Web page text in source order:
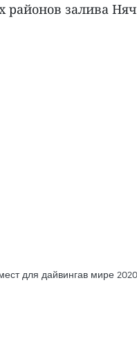
залива
для дайвингав мире